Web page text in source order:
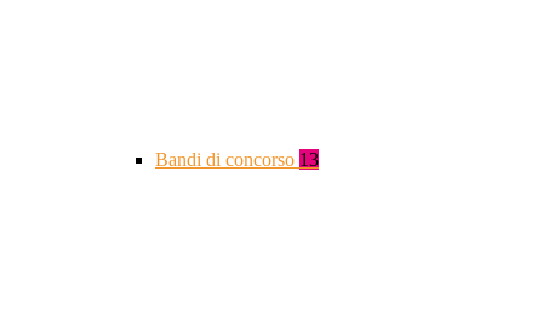
Bandi di concorso 13